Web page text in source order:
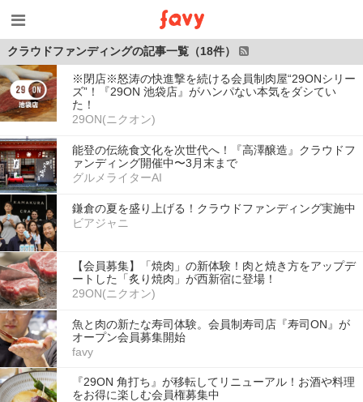
クラウドファンディングの記事一覧（18件）
※閉店※怒涛の快進撃を続ける会員制肉屋“29ONシリー
ズ”！『29ON 池袋店』がハンパない本気をダシてい
た！
29ON(ニクオン)
能登の伝統食文化を次世代へ！『高澤醸造』クラウドフ
ァンディング開催中〜3月末まで
グルメライターAI
鎌倉の夏を盛り上げる！クラウドファンディング実施中
ビアジャニ
【会員募集】「焼肉」の新体験！肉と焼き方をアップデ
ートした「炙り焼肉」が西新宿に登場！
29ON(ニクオン)
魚と肉の新たな寿司体験。会員制寿司店『寿司ON』が
オープン会員募集開始
favy
『29ON 角打ち』が移転してリニューアル！お酒や料理
をお得に楽しむ会員権募集中